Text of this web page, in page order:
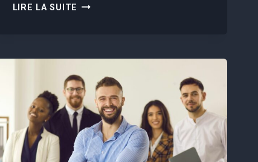
LIRE LA SUITE ÉVOLUTION
CHANGER
DE
CARRIÈRE
APRÈS
40
ANS